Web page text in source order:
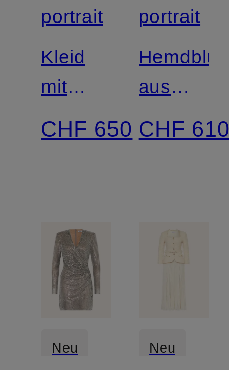
portrait
Kleid
mit
Glitzergarn
im
CHF 650
portrait
aus
Spitze
mit
CHF
Neu Neu